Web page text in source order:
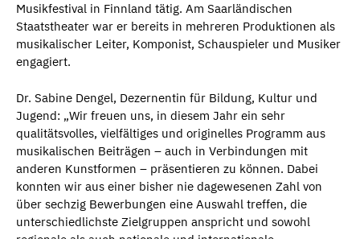
Musikfestival in Finnland tätig. Am Saarländischen
Staatstheater war er bereits in mehreren Produktionen als
musikalischer Leiter, Komponist, Schauspieler und Musiker
engagiert.
Dr. Sabine Dengel, Dezernentin für Bildung, Kultur und
Jugend: „Wir freuen uns, in diesem Jahr ein sehr
qualitätsvolles, vielfältiges und originelles Programm aus
musikalischen Beiträgen – auch in Verbindungen mit
anderen Kunstformen – präsentieren zu können. Dabei
konnten wir aus einer bisher nie dagewesenen Zahl von
über sechzig Bewerbungen eine Auswahl treffen, die
unterschiedlichste Zielgruppen anspricht und sowohl